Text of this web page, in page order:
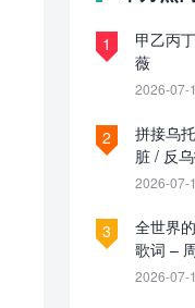
1
甲乙丙
薇
2026-07-
2
拼接乌
脏 / 反
过夏天
2026-07-
3
全世界
歌词 –
2026-07-